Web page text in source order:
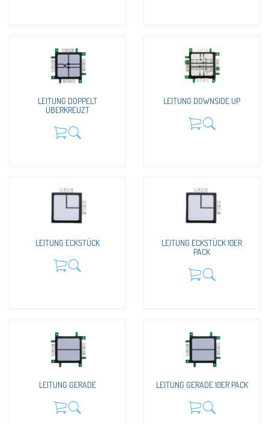
LEITUNG DOPPELT
ÜBERKREUZT
LEITUNG DOWNSIDE UP
LEITUNG ECKSTÜCK
LEITUNG ECKSTÜCK 10ER
PACK
LEITUNG GERADE LEITUNG GERADE 10ER PACK